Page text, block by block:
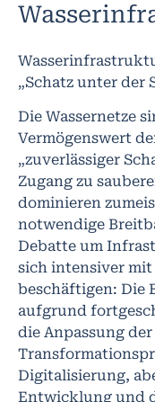
„Schatz unter der
Die Wassernetze
Vermögenswert
„zuverlässiger
Zugang zu
dominieren
notwendige
Debatte um
sich intensiver
beschäftigen: Die
aufgrund
die Anpassung der
Digitalisierung,
Entwicklung und